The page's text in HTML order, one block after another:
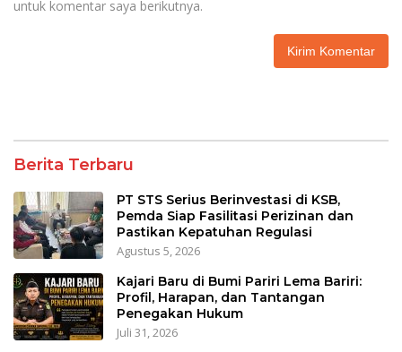
untuk komentar saya berikutnya.
Berita Terbaru
PT STS Serius Berinvestasi di KSB,
Pemda Siap Fasilitasi Perizinan dan
Pastikan Kepatuhan Regulasi
Agustus 5, 2026
Kajari Baru di Bumi Pariri Lema Bariri:
Profil, Harapan, dan Tantangan
Penegakan Hukum
Juli 31, 2026